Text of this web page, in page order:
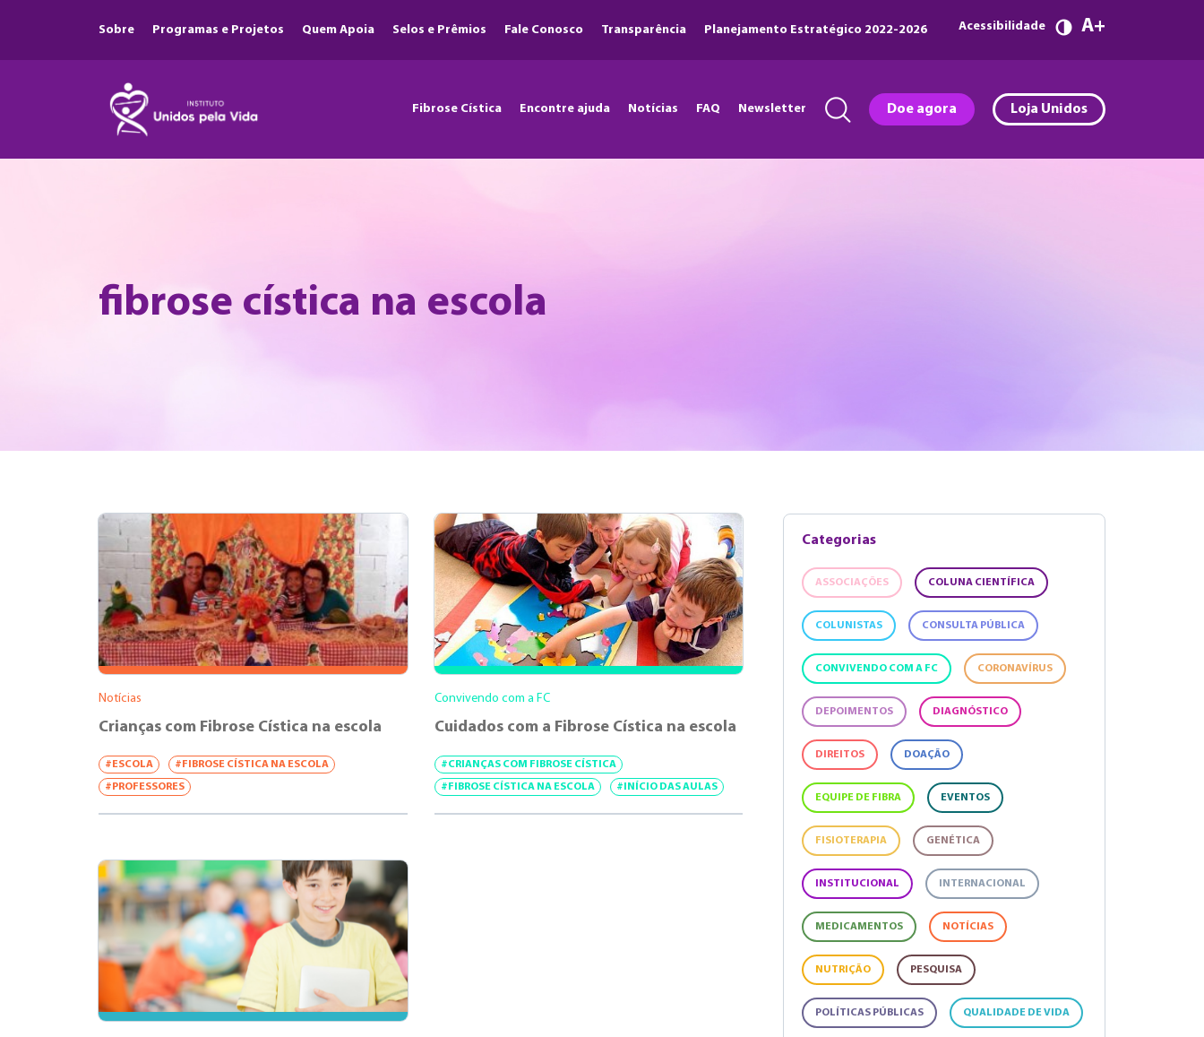
Sobre Programas e Projetos Quem Apoia Selos e Prêmios Fale Conosco Transparência Planejamento Estratégico 2022-2026 Acessibilidade A
Fibrose Cística Encontre ajuda Notícias FAQ Newsletter Doe agora Loja Unidos
fibrose cística na escola
Notícias
Crianças com Fibrose Cística na escola
#ESCOLA #FIBROSE CÍSTICA NA ESCOLA
#PROFESSORES
Convivendo com a FC
Cuidados com a Fibrose Cística na escola
#CRIANÇAS COM FIBROSE CÍSTICA
#FIBROSE CÍSTICA NA ESCOLA #INÍCIO DAS AULAS
Categorias
ASSOCIAÇÕES COLUNA CIENTÍFICA
COLUNISTAS CONSULTA PÚBLICA
CONVIVENDO COM A FC CORONAVÍRUS
DEPOIMENTOS DIAGNÓSTICO
DIREITOS DOAÇÃO
EQUIPE DE FIBRA EVENTOS
FISIOTERAPIA GENÉTICA
INSTITUCIONAL INTERNACIONAL
MEDICAMENTOS NOTÍCIAS
NUTRIÇÃO PESQUISA
POLÍTICAS PÚBLICAS QUALIDADE DE VIDA